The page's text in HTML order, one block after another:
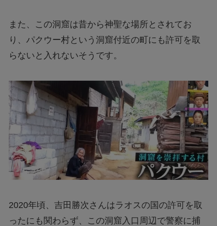
また、この洞窟は昔から神聖な場所とされてお
り、パクウー村という洞窟付近の町にも許可を取
らないと入れないそうです。
2020年頃、吉田勝次さんはラオスの国の許可を取
ったにも関わらず、この洞窟入口周辺で警察に捕